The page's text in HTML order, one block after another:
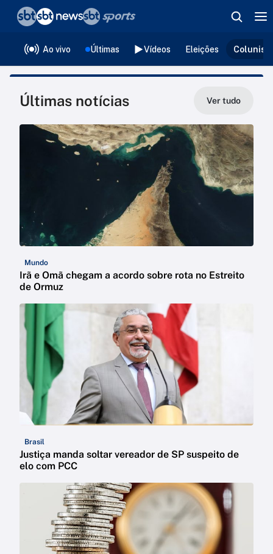
Ao vivo Últimas Vídeos Eleições
Últimas notícias Ver tudo
Mundo
Irã e Omã chegam a acordo sobre rota no Estreito
de Ormuz
Brasil
Justiça manda soltar vereador de SP suspeito de
elo com PCC
❮voltar
Editorias